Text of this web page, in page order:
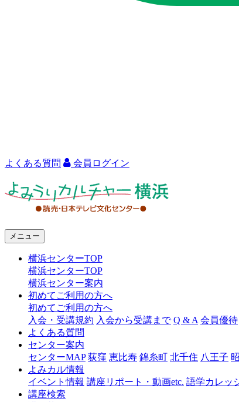
よくある質問 会員ログイン
ャ
横
浜
メニュー
横浜センターTOP
横浜センターTOP
横浜センター案内
初めてご利用の方へ
初めてご利用の方へ
入会・受講規約 入会から受講まで Q & A 会員優待
よくある質問
センター案内
センターMAP 荻窪 恵比寿 錦糸町 北千住 八王子
よみカル情報
イベント情報 講座リポート・動画etc. 語学カレッ
講座検索